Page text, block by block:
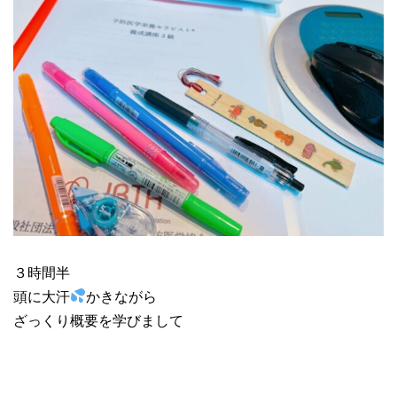
３時間半
頭に大汗
かきながら
ざっくり概要を学びまして